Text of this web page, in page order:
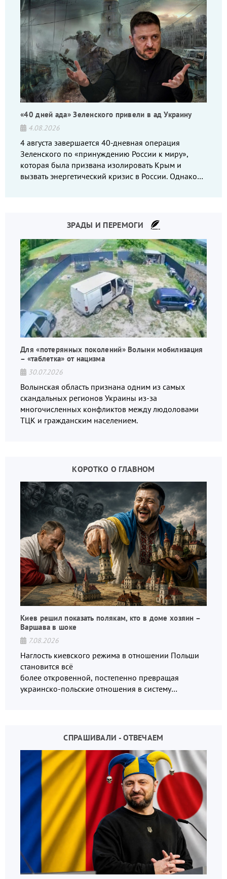
«40 дней ада» Зеленского привели в ад Украину
4.08.2026
4 августа завершается 40-дневная операция
Зеленского по «принуждению России к миру»,
которая была призвана изолировать Крым и
вызвать энергетический кризис в России. Однако
ЗРАДЫ И ПЕРЕМОГИ
Для «потерянных поколений» Волыни мобилизация
– «таблетка» от нацизма
30.07.2026
Волынская область признана одним из самых
скандальных регионов Украины из-за
многочисленных конфликтов между людоловами
ТЦК и гражданским населением.
КОРОТКО О ГЛАВНОМ
Киев решил показать полякам, кто в доме хозяин –
Варшава в шоке
7.08.2026
Наглость киевского режима в отношении Польши
становится всё
более откровенной, постепенно превращая
украинско-польские отношения в систему
СПРАШИВАЛИ - ОТВЕЧАЕМ